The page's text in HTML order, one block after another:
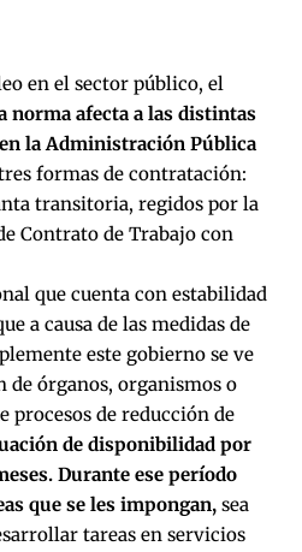
en el sector público, el
norma afecta a las distintas
la Administración Pública
formas de contratación:
transitoria, regidos por la
Contrato de Trabajo con
que cuenta con estabilidad
a causa de las medidas de
este gobierno se ve
de órganos, organismos o
procesos de reducción de
de disponibilidad por
Durante ese período
que se les impongan, sea
tareas en servicios